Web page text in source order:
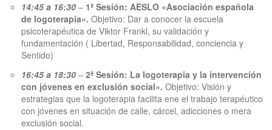
14:45 a 16:30 – 1ª Sesión: AESLO «Asociación española
de logoterapia». Objetivo: Dar a conocer la escuela
psicoterapéutica de Viktor Frankl, su validación y
fundamentación ( Libertad, Responsabilidad, conciencia y
Sentido)
16:45 a 18:30 – 2ª Sesión: La logoterapia y la intervención
con jóvenes en exclusión social». Objetivo: Visión y
estrategias que la logoterapia facilita ene el trabajo terapéutico
con jóvenes en situación de calle, cárcel, adicciones o mera
exclusión social.